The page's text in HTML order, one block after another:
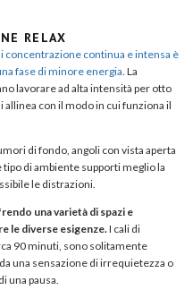
RELAX
concentrazione continua e intensa è
fase di minore energia. La
lavorare ad alta intensità per otto
con il modo in cui funziona il
di fondo, angoli con vista aperta
di ambiente supporti meglio la
le distrazioni.
una varietà di spazi e
le diverse esigenze.I cali di
90 minuti, sono solitamente
una sensazione di irrequietezza o
una pausa.